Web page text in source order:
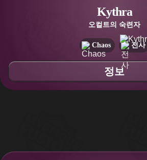
Kythra
오컬트의 숙련자
Chaos 전사
정보